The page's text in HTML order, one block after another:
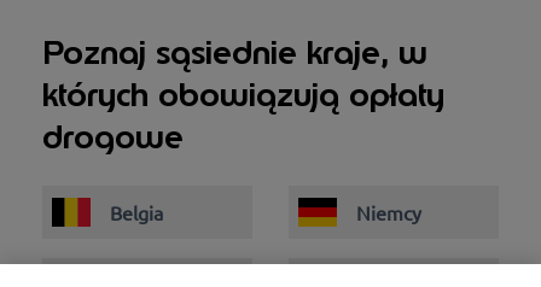
Poznaj sąsiednie kraje, w
których obowiązują opłaty
drogowe
Belgia Niemcy